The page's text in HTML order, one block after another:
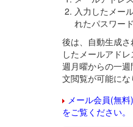
入力したメー
れたパスワー
後は、自動生成
したメールアド
週月曜からの一
文閲覧が可能にな
メール会員(無
をご覧ください。